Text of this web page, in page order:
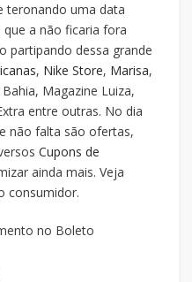
teronando uma data
a não ficaria fora
partipando dessa grande
, Nike Store, Marisa,
Bahia, Magazine Luiza,
entre outras. No dia
não falta são ofertas,
Cupons de
ainda mais. Veja
consumidor.
no Boleto